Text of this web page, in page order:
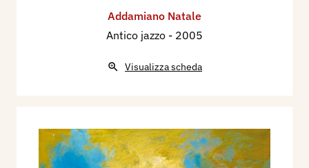
Addamiano Natale
Antico jazzo - 2005
Visualizza scheda